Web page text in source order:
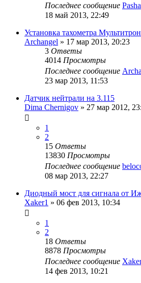
Последнее сообщение
18 май 2013, 22:49
Установка тахометра
Archangel » 17 мар 2013, 20:23
3 Ответы
4014 Просмотры
Последнее сообщение
23 мар 2013, 11:53
Датчик нейтрали на 3.115
Dima Chernigov » 27 мар 2012,
1
2
15 Ответы
13830 Просмотры
Последнее сообщение
08 мар 2013, 22:27
Диодный мост для сигнала от
Xaker1 » 06 фев 2013, 10:34
1
2
18 Ответы
8878 Просмотры
Последнее сообщение
14 фев 2013, 10:21